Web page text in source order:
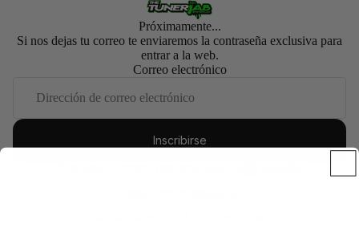
Próximamente...
Si nos dejas tu correo te enviaremos la contraseña exclusiva para
entrar a la web.
Correo electrónico
Inscribirse